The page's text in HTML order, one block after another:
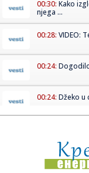
00:30: Kako
njega ...
00:28: VIDEO:
00:24:
00:24: Džeko u
00:20:Đura Đ.
D....